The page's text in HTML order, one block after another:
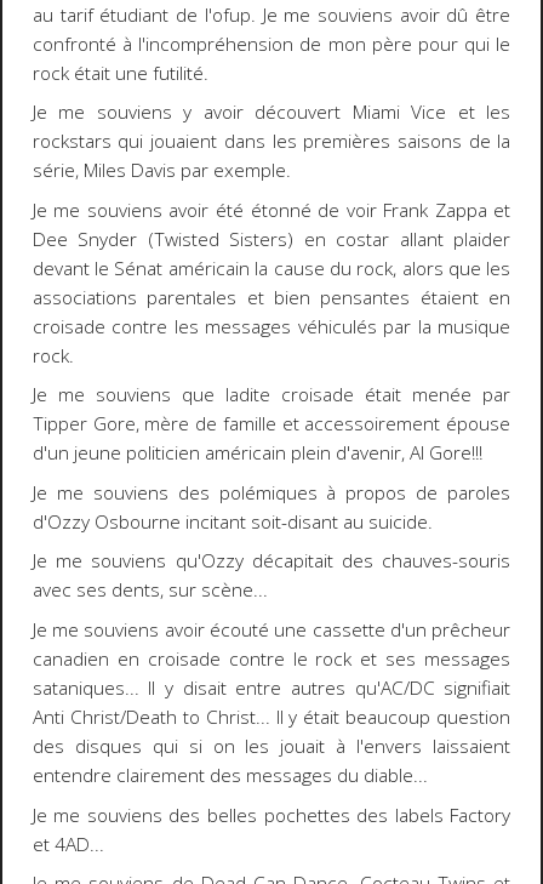
au tarif étudiant de l'ofup. Je me souviens avoir dû être
confronté à l'incompréhension de mon père pour qui le
rock était une futilité.
Je me souviens y avoir découvert Miami Vice et les
rockstars qui jouaient dans les premières saisons de la
série, Miles Davis par exemple.
Je me souviens avoir été étonné de voir Frank Zappa et
Dee Snyder (Twisted Sisters) en costar allant plaider
devant le Sénat américain la cause du rock, alors que les
associations parentales et bien pensantes étaient en
croisade contre les messages véhiculés par la musique
rock.
Je me souviens que ladite croisade était menée par
Tipper Gore, mère de famille et accessoirement épouse
d'un jeune politicien américain plein d'avenir,Al Gore!!!
Je me souviens des polémiques à propos de paroles
d'Ozzy Osbourne incitant soit-disant au suicide.
Je me souviens qu'Ozzy décapitait des chauves-souris
avec ses dents, sur scène...
Je me souviens avoir écouté une cassette d'un prêcheur
canadien en croisade contre le rock et ses messages
sataniques... Il y disait entre autres qu'AC/DC signifiait
Anti Christ/Death to Christ... Il y était beaucoup question
des disques qui si on les jouait à l'envers laissaient
entendre clairement des messages du diable...
Je me souviens des belles pochettes des labels Factory
et4AD...